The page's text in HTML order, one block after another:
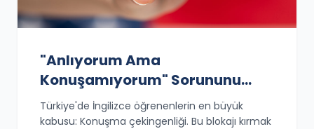
"Anlıyorum Ama
Konuşamıyorum" Sorununu
Nasıl Aşarsınız?
Türkiye'de İngilizce öğrenenlerin en büyük
kabusu: Konuşma çekingenliği. Bu blokajı kırmak